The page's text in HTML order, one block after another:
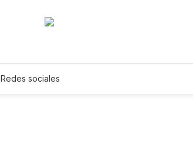
Redes sociales